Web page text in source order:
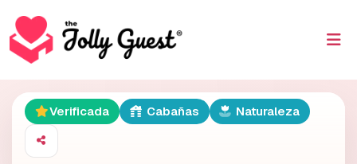
Verificada Cabañas Naturaleza